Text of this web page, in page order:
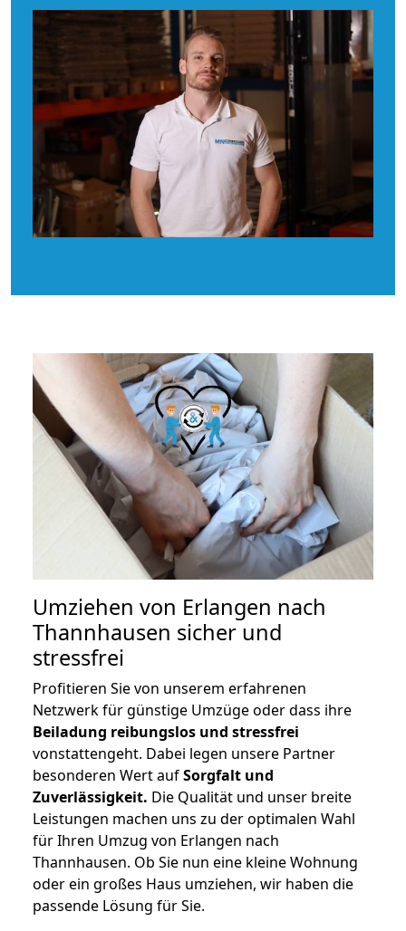
Umziehen von Erlangen nach
Thannhausen sicher und
stressfrei
Profitieren Sie von unserem erfahrenen
Netzwerk für günstige Umzüge oder dass ihre
Beiladung reibungslos und stressfrei
vonstattengeht. Dabei legen unsere Partner
besonderen Wert aufSorgfalt und
Zuverlässigkeit. Die Qualität und unser breite
Leistungen machen uns zu der optimalen Wahl
für Ihren Umzug von Erlangen nach
Thannhausen. Ob Sie nun eine kleine Wohnung
oder ein großes Haus umziehen, wir haben die
passende Lösung für Sie.